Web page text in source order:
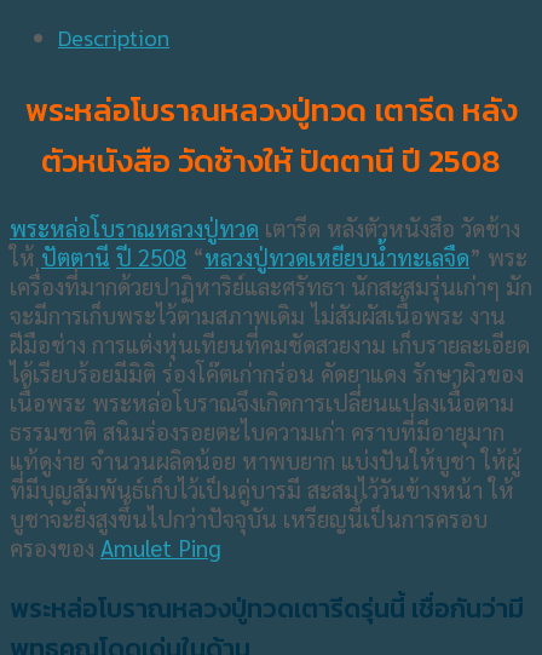
Description
พระหล่อโบราณหลวงปู่ทวด เตารีด หลัง
ตัวหนังสือ วัดช้างให้ ปัตตานี ปี 2508
พระหล่อโบราณหลวงปู่ทวด เตารีด หลังตัวหนังสือ วัดช้าง
ให้ ปัตตานี ปี 2508 “หลวงปู่ทวดเหยียบน้ำทะเลจืด” พระ
เครื่องที่มากด้วยปาฏิหาริย์และศรัทธา นักสะสมรุ่นเก่าๆ มัก
จะมีการเก็บพระไว้ตามสภาพเดิม ไม่สัมผัสเนื้อพระ งาน
ฝีมือช่าง การแต่งหุ่นเทียนที่คมชัดสวยงาม เก็บรายละเอียด
ได้เรียบร้อยมีมิติ ร่องโค๊ตเก่ากร่อน คัดยาแดง รักษาผิวของ
เนื้อพระ พระหล่อโบราณจึงเกิดการเปลี่ยนแปลงเนื้อตาม
ธรรมชาติ สนิมร่องรอยตะไบความเก่า คราบที่มีอายุมาก
แท้ดูง่าย จำนวนผลิดน้อย หาพบยาก แบ่งปันให้บูชา ให้ผู้
ที่มีบุญสัมพันธ์เก็บไว้เป็นคู่บารมี สะสมไว้วันข้างหน้า ให้
บูชาจะยิ่งสูงขึ้นไปกว่าปัจจุบัน เหรียญนี้เป็นการครอบ
ครองของ Amulet Ping
พระหล่อโบราณหลวงปู่ทวดเตารีดรุ่นนี้ เชื่อกันว่ามี